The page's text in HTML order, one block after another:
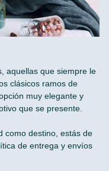
aquellas que siempre le
clásicos ramos de
muy elegante y
que se presente.
como destino, estás de
de entrega y envíos